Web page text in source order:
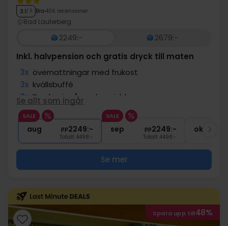
3.1/ 5 Bra 406 recensioner
Bad Lauterberg
2249:-
2679:-
Inkl. halvpension och gratis dryck till maten
3x övernattningar med frukost
3x kvällsbuffé
3x Drycker ingår under middagen
3x Gratis entré till wellnessavdelning
∞ Slutstädning
Se allt som ingår
SALE
aug pp2249:-
Totalt 4498:-
SALE
sep pp2249:-
Totalt 4498:-
okt
Se mer
Spara upp till48%